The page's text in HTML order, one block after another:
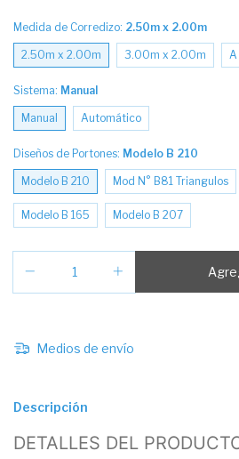
Medida de Corredizo: 2.50m x 2.00m
2.50m x 2.00m 3.00m x 2.00m
Sistema: Manual
Manual Automático
Diseños de Portones: Modelo B 210
Modelo B 210 Mod N° B81 Triangulos
Modelo B 165 Modelo B 207
Medios de envío
Descripción
DETALLES DEL